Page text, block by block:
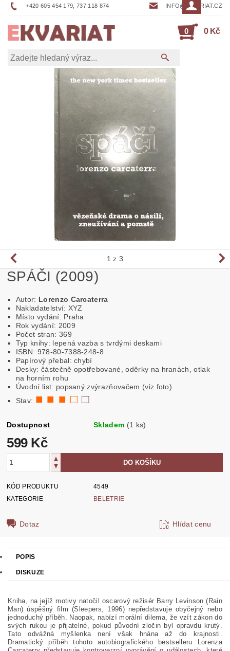
+420 605 454 179, 737 118 874 INFO@EKVARIAT.CZ
0 0 Kč
1 z 3
SPÁČI (2009)
Autor: Lorenzo Carcaterra
Nakladatelství: XYZ
Místo vydání: Praha
Rok vydání: 2009
Počet stran: 369
Typ knihy: lepená vazba s tvrdými deskami
ISBN: 978-80-7388-248-8
Papírový přebal: chybí
Desky: částečně opotřebované, oděrky na hranách, otlak
na horním rohu
Úvodní list: popsaný zvýrazňovačem (viz foto)
Stav: ■ ■ ■ □□
Dostupnost Skladem (1 ks)
599 Kč
KÓD PRODUKTU
4549
KATEGORIE
BELETRIE
Dotaz Hlídat cenu
POPIS
DISKUZE
Kniha, na jejíž motivy natočil oscarový režisér Barry Levinson (Rain
Man) úspěšný film (Sleepers, 1996) nepředstavuje obyčejný nebo
jednoduchý příběh. Naopak, nabízí morální dilema, že vzít zákon do
svých rukou je přijatelné, pokud původní zločin byl opravdu krutý.
Tato odvážná myšlenka není však hnána až do krajnosti.
Dramatický příběh tohoto autobiografického bestselleru Lorenza